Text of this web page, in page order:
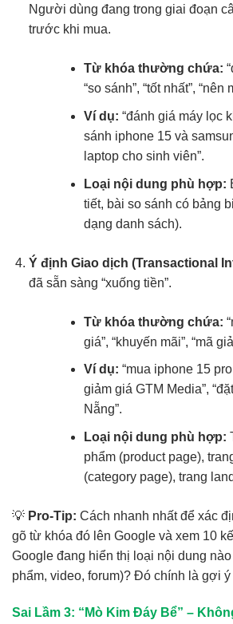
Người dùng đang trong giai đoạn
trước khi mua.
Từ khóa thường chứa:
“so sánh”, “tốt nhất”, “nên
Ví dụ: “đánh giá máy lọc
sánh iphone 15 và
laptop cho sinh viên”.
Loại nội dung phù hợp:
tiết, bài so sánh có bảng
dạng danh sách).
Ý định Giao dịch (Transactional
đã sẵn sàng “xuống tiền”.
Từ khóa thường chứa:
giá”, “khuyến mãi”, “mã
Ví dụ: “mua iphone 15
giảm giá GTM Media”,
Nẵng”.
Loại nội dung phù hợp:
phẩm (product page),
(category page), trang
💡 Pro-Tip: Cách nhanh nhất để xác
gõ từ khóa đó lên Google và xem 10
Google đang hiển thị loại nội dung
phẩm, video, forum)? Đó chính là gợi
Sai Lầm 3: “Mò Kim Đáy Bể” –